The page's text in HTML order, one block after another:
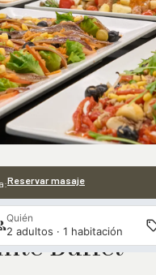
Reservar masaje
Quién
2 adultos · 1 habitación
Buffet